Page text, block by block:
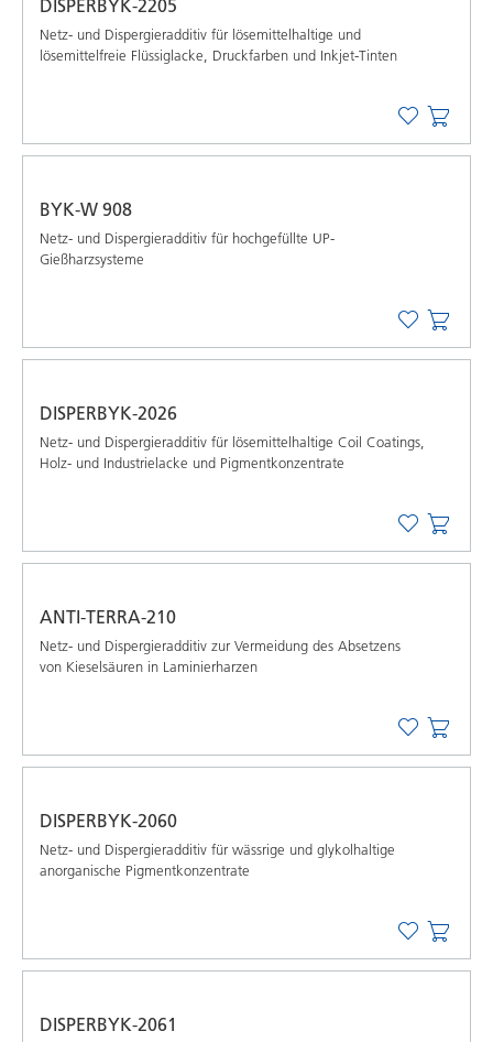
DISPERBYK-2205
Netz- und Dispergieradditiv für lösemittelhaltige und
lösemittelfreie Flüssiglacke, Druckfarben und Inkjet-Tinten
BYK-W 908
Netz- und Dispergieradditiv für hochgefüllte UP-
Gießharzsysteme
DISPERBYK-2026
Netz- und Dispergieradditiv für lösemittelhaltige Coil Coatings,
Holz- und Industrielacke und Pigmentkonzentrate
ANTI-TERRA-210
Netz- und Dispergieradditiv zur Vermeidung des Absetzens
von Kieselsäuren in Laminierharzen
DISPERBYK-2060
Netz- und Dispergieradditiv für wässrige und glykolhaltige
anorganische Pigmentkonzentrate
DISPERBYK-2061